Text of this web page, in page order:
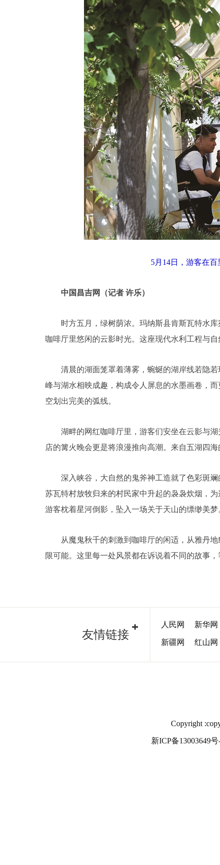
5月14日，游客在百
中国昌吉网（记者 许乐）
时方五月，绿树荫浓。玛纳斯县肯斯瓦特水库
咖啡厅里悠闲的云影时光。这座现代水利工程与
清晨的湖面笼罩着薄雾，蜿蜒的湖岸线若隐若
峰与湖水相映成趣，构成令人屏息的水墨画卷，
空划出完美的弧线。
湖畔的网红咖啡厅里，游客们安坐在云影与湖
店的篝火晚会更是将浪漫推向高潮。来自五湖四
深入峡谷，大自然的鬼斧神工造就了色彩斑斓
苏瓦特村放牧归来的村民家中升起的袅袅炊烟，
游客枕着星河倒影，坠入一场关于天山的缥缈美梦
从魔鬼秋千的刺激到咖啡厅的闲适，从雅丹地
限可能。这里每一处风景都在诉说着不同的故事
友情链接
人民网 新华网
新疆网 红山网
Copyright
新ICP备13003649号